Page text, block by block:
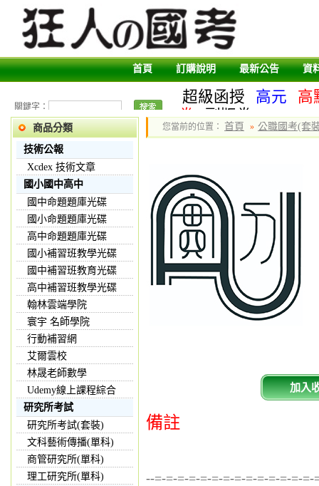
首頁 訂購說明 最新公告 資
關鍵字：
超級函授 高元
高
卷
副版卷
商品分類
技術公報
Xcdex 技術文章
國小國中高中
國中命題題庫光碟
國小命題題庫光碟
高中命題題庫光碟
國小補習班教學光碟
國中補習班教育光碟
高中補習班教學光碟
翰林雲端學院
寰宇 名師學院
行動補習網
艾爾雲校
林晟老師數學
Udemy線上課程綜合
研究所考試
研究所考試(套裝)
文科藝術傳播(單科)
商管研究所(單科)
理工研究所(單科)
您當前的位置： 首頁 » 公職國考(套
加入
備註
--=-=-=-=-=-=-=-=-=-=-=-=-=-